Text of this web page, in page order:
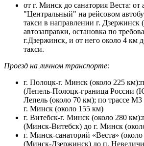
от г. Минск до санатория Веста: от
"Центральный" на рейсовом
такси в направлении г. Дзержинск
автозаправки, остановка по
г.Дзержинск, и от него около 4 км
такси.
Проезд на личном транспорте:
г. Полоцк-г. Минск (около 225
(Лепель-Полоцк-граница России
Лепель (около 70 км); по трассе
г. Минск (около 155 км)
г. Витебск-г. Минск (около 280
(Минск-Витебск) до г. Минск
г. Минск-санаторий «Веста» (около
(Минск-Дзержинск) до п. Невеличи